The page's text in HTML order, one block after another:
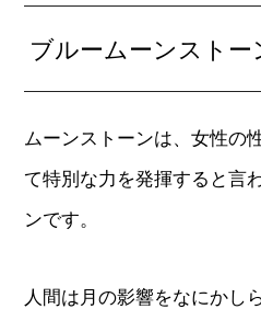
ブルームーンストー
ムーンストーンは、女性の
て特別な力を発揮すると言
ンです。
人間は月の影響をなにかし